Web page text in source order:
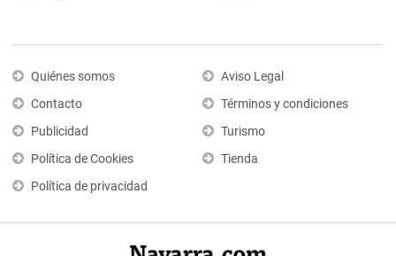
Quiénes somos
Contacto
Publicidad
Política de Cookies
Política de privacidad
Aviso Legal
Términos y condiciones
Turismo
Tienda